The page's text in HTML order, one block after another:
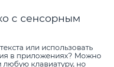
с сенсорным
или использовать
в приложениях? Можно
любую клавиатуру, но